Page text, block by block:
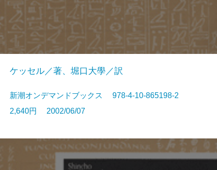
ケッセル／著、堀口大學／訳
新潮オンデマンドブックス 978-4-10-865198-2
2,640円 2002/06/07